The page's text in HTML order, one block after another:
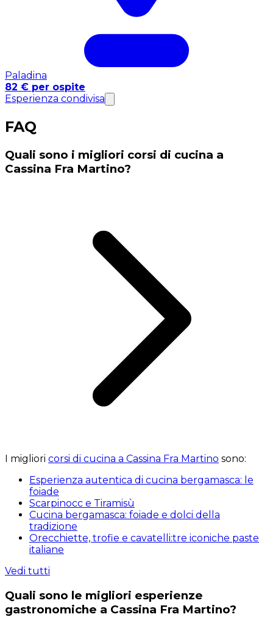
Paladina
82 € per ospite
Esperienza condivisa
FAQ
Quali sono i migliori corsi di cucina a
Cassina Fra Martino?
I migliori corsi di cucina a Cassina Fra Martino sono:
Esperienza autentica di cucina bergamasca: le
foiade
Scarpinocc e Tiramisù
Cucina bergamasca: foiade e dolci della
tradizione
Orecchiette, trofie e cavatelli:tre iconiche paste
italiane
Vedi tutti
Quali sono le migliori esperienze
gastronomiche a Cassina Fra Martino?